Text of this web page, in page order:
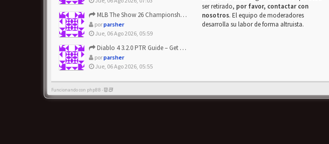
MLB The Show 26 Championship Series Update! Get Cheap & ...
porparsher
Jue, 06 Ago 2026, 05:59
Diablo 4 3.2.0 PTR Guide – Get 8% Off Items Quickly to Test ...
porparsher
Jue, 06 Ago 2026, 05:55
ser retirado, por favor, contactar con
nosotros. El equipo de moderadores
desarrolla su labor de forma altruista.
Funcionando con phpBB -